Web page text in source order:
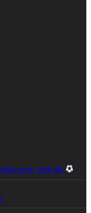
sind da!